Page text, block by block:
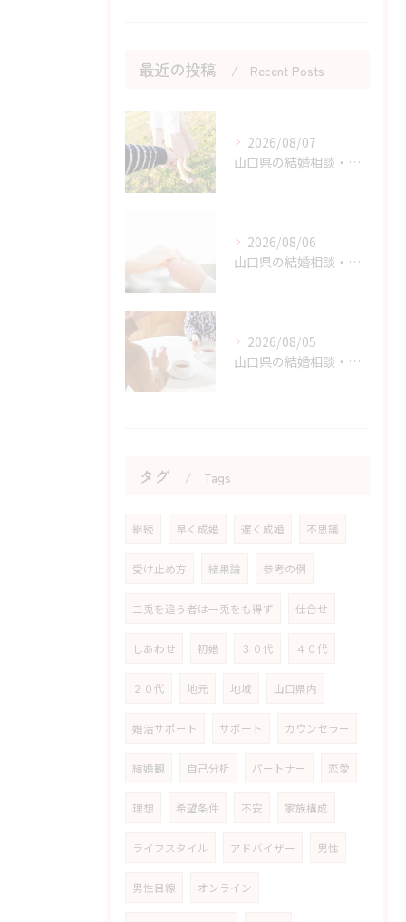
最近の投稿 Recent Posts
2026/08/07
山口県の結婚相談・婚活を始める勇気を持つためのヒント
2026/08/06
山口県の結婚相談・婚活の自己肯定感を高める実践アドバイス
2026/08/05
山口県の結婚相談・婚活の成功に直結する考え方の切り替え方
タグ Tags
継続 早く成婚 遅く成婚 不思議
受け止め方 結果論 参考の例
二兎を追う者は一兎をも得ず 仕合せ
しあわせ 初婚 ３０代 ４０代
２０代 地元 地域 山口県内
婚活サポート サポート カウンセラー
結婚観 自己分析 パートナー 恋愛
理想 希望条件 不安 家族構成
ライフスタイル アドバイザー 男性
男性目線 オンライン